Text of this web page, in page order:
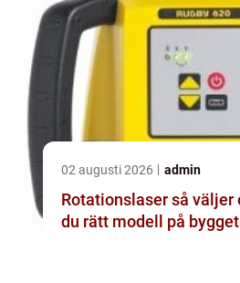
02 augusti 2026 admin
Rotationslaser så väljer och använder
du rätt modell på bygget